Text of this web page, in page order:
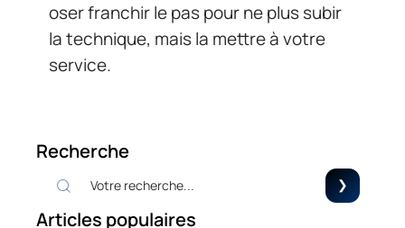
oser franchir le pas pour ne plus subir
la technique, mais la mettre à votre
service.
Recherche
Articles populaires